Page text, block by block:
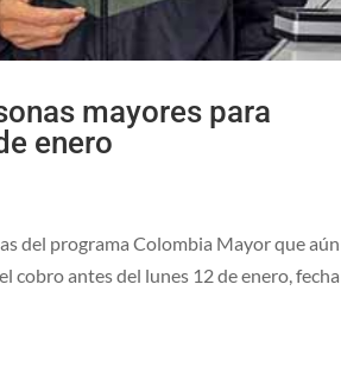
mayores para
enero
del programa Colombia Mayor que
cobro antes del lunes 12 de enero,